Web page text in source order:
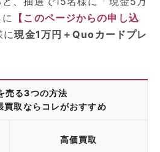
【このページからの申し込
に現金1万円＋Quoカードプレ
売る3つの方法
買取ならコレがおすすめ
高価買取